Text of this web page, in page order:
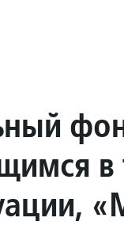
в